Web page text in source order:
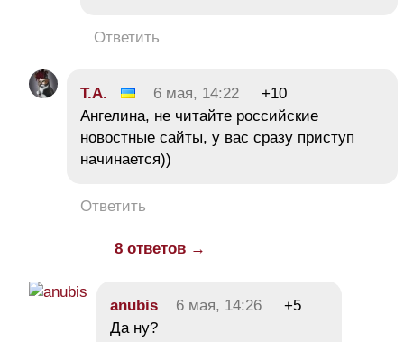
Ответить
Т.А. 6 мая, 14:22
+10
Ангелина, не читайте российские
новостные сайты, у вас сразу приступ
начинается))
Ответить
8 ответов →
anubis 6 мая, 14:26
+5
Да ну?